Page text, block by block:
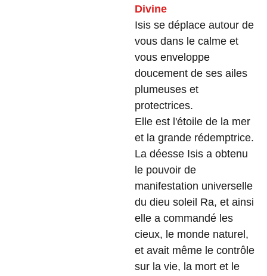
Divine
Isis se déplace autour de
vous dans le calme et
vous enveloppe
doucement de ses ailes
plumeuses et
protectrices.
Elle est l'étoile de la mer
et la grande rédemptrice.
La déesse Isis a obtenu
le pouvoir de
manifestation universelle
du dieu soleil Ra, et ainsi
elle a commandé les
cieux, le monde naturel,
et avait même le contrôle
sur la vie, la mort et le